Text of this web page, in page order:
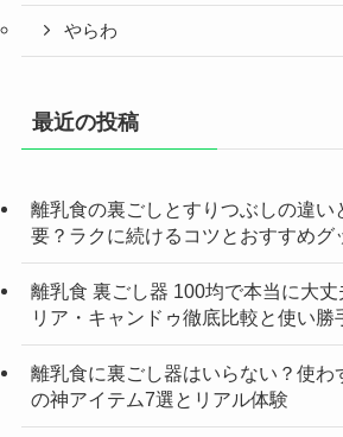
やらわ
最近の投稿
離乳食の裏ごしとすりつぶしの違い
要？ラクに続けるコツとおすすめグ
離乳食 裏ごし器 100均で本当に大
リア・キャンドゥ徹底比較と使い勝
離乳食に裏ごし器はいらない？使わ
の神アイテム7選とリアル体験